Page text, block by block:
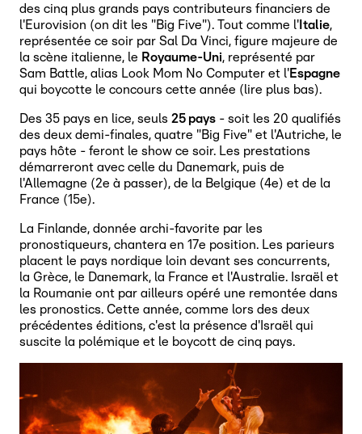
des cinq plus grands pays contributeurs financiers de
l'Eurovision (on dit les "Big Five"). Tout comme l' Italie,
représentée ce soir par Sal Da Vinci, figure majeure de
la scène italienne, le Royaume-Uni, représenté par
Sam Battle, alias Look Mom No Computer et l'Espagne
qui boycotte le concours cette année (lire plus bas).
Des 35 pays en lice, seuls 25 pays - soit les 20 qualifiés
des deux demi-finales, quatre "Big Five" et l'Autriche, le
pays hôte - feront le show ce soir. Les prestations
démarreront avec celle du Danemark, puis de
l'Allemagne (2e à passer), de la Belgique (4e) et de la
France (15e).
La Finlande, donnée archi-favorite par les
pronostiqueurs, chantera en 17e position. Les parieurs
placent le pays nordique loin devant ses concurrents,
la Grèce, le Danemark, la France et l'Australie. Israël et
la Roumanie ont par ailleurs opéré une remontée dans
les pronostics. Cette année, comme lors des deux
précédentes éditions, c'est la présence d'Israël qui
suscite la polémique et le boycott de cinq pays.